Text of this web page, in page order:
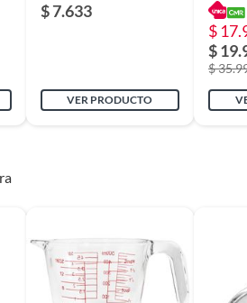
Capacidad Máxima 5 G
$ 7.633
VER PRODUCTO
$
$
$